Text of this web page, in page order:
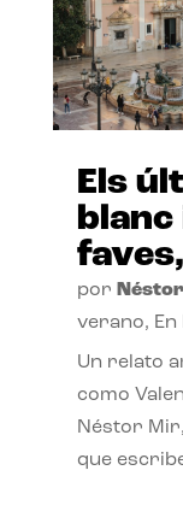
Els
blanc
por
verano,
Un relato
como
Néstor
que